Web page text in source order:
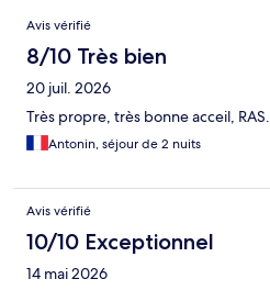
Avis
Avis vérifié
8/10 Très bien
20 juil. 2026
Très propre, très bonne acceil, RAS.
Antonin, séjour de 2 nuits
Avis vérifié
10/10 Exceptionnel
14 mai 2026